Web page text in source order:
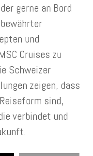
gerne an Bord
und
Cruises zu
Schweizer
zeigen, dass
sind,
verbindet und